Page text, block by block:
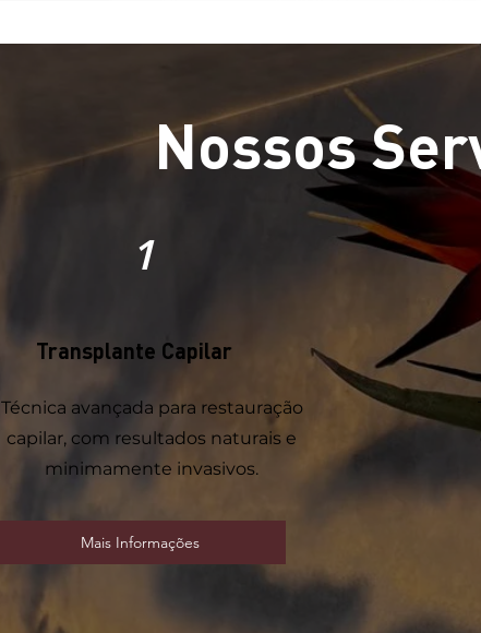
Nossos
1
Transplante Capilar
Técnica avançada para restauração
capilar, com resultados naturais e
minimamente invasivos.
Mais Informações